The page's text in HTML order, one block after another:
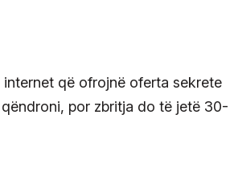
që ofrojnë oferta sekrete
por zbritja do të jetë 30-